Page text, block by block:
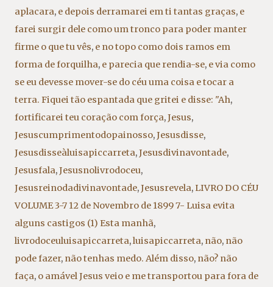
aplacara, e depois derramarei em ti tantas graças, e
farei surgir dele como um tronco para poder manter
firme o que tu vês, e no topo como dois ramos em
forma de forquilha, e parecia que rendia-se, e via como
se eu devesse mover-se do céu uma coisa e tocar a
terra. Fiquei tão espantada que gritei e disse: "Ah,
fortificarei teu coração com força,Jesus,
Jesuscumprimentodopainosso,Jesusdisse,
Jesusdisseàluisapiccarreta,Jesusdivinavontade,
Jesusfala,Jesusnolivrodoceu,
Jesusreinodadivinavontade,Jesusrevela,LIVRO DO CÉU
VOLUME 3-7 12 de Novembro de 1899 7- Luisa evita
alguns castigos (1) Esta manhã,
livrodoceuluisapiccarreta,luisapiccarreta, não, não
pode fazer, não tenhas medo. Além disso, não? não
faça, o amável Jesus veio e me transportou para fora de